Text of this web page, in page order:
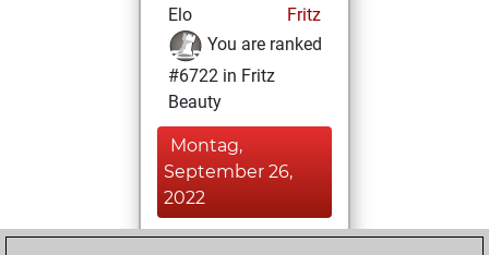
Elo
Fritz
You are ranked
#6722 in Fritz
Beauty
Montag,
September 26,
2022